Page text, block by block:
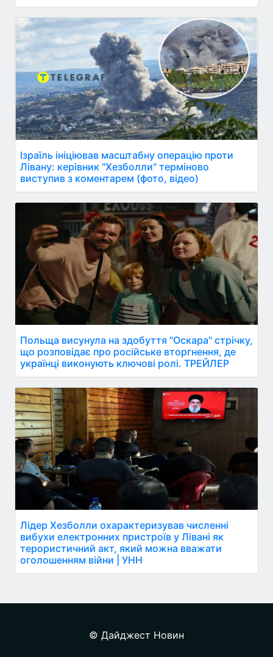
Ізраїль ініціював масштабну операцію проти
Лівану: керівник "Хезболли" терміново
виступив з коментарем (фото, відео)
Польща висунула на здобуття "Оскара" стрічку,
що розповідає про російське вторгнення, де
українці виконують ключові ролі. ТРЕЙЛЕР
Лідер Хезболли охарактеризував численні
вибухи електронних пристроїв у Лівані як
терористичний акт, який можна вважати
оголошенням війни | УНН
© Дайджест Новин